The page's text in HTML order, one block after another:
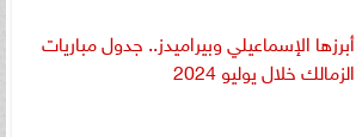
أبرزها الإسماعيلي وبيراميدز.. جدول مباريات
الزمالك خلال يوليو 2024